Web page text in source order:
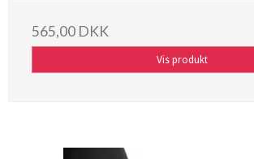
565,00 DKK
Vis produkt